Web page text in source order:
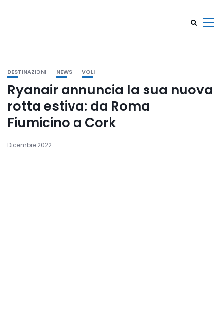
DESTINAZIONI NEWS VOLI
Ryanair annuncia la sua nuova
rotta estiva: da Roma
Fiumicino a Cork
Dicembre 2022